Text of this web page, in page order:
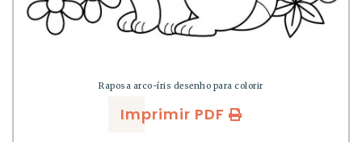
Raposa arco-íris desenho para colorir
Imprimir PDF